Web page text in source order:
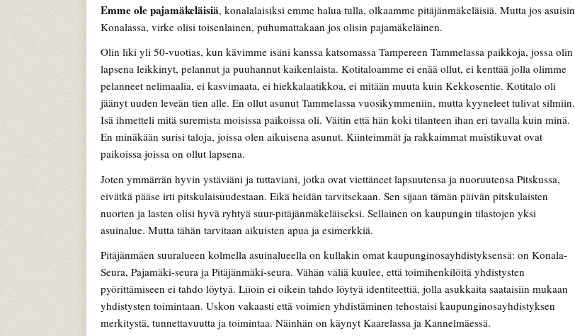
Emme ole pajamäkeläisiä, konalalaisiksi emme halua tulla, olkaamme pitäjänmäkeläisiä. Mutta jos asuisin
Konalassa, virke olisi toisenlainen, puhumattakaan jos olisin pajamäkeläinen.
Olin liki yli 50-vuotias, kun kävimme isäni kanssa katsomassa Tampereen Tammelassa paikkoja, jossa olin
lapsena leikkinyt, pelannut ja puuhannut kaikenlaista. Kotitaloamme ei enää ollut, ei kenttää jolla olimme
pelanneet nelimaalia, ei kasvimaata, ei hiekkalaatikkoa, ei mitään muuta kuin Kekkosentie. Kotitalo oli
jäänyt uuden leveän tien alle. En ollut asunut Tammelassa vuosikymmeniin, mutta kyyneleet tulivat silmiin.
Isä ihmetteli mitä suremista moisissa paikoissa oli. Väitin että hän koki tilanteen ihan eri tavalla kuin minä.
En minäkään surisi taloja, joissa olen aikuisena asunut. Kiinteimmät ja rakkaimmat muistikuvat ovat
paikoissa joissa on ollut lapsena.
Joten ymmärrän hyvin ystäviäni ja tuttaviani, jotka ovat viettäneet lapsuutensa ja nuoruutensa Pitskussa,
eivätkä pääse irti pitskulaisuudestaan. Eikä heidän tarvitsekaan. Sen sijaan tämän päivän pitskulaisten
nuorten ja lasten olisi hyvä ryhtyä suur-pitäjänmäkeläiseksi. Sellainen on kaupungin tilastojen yksi
asuinalue. Mutta tähän tarvitaan aikuisten apua ja esimerkkiä.
Pitäjänmäen suuralueen kolmella asuinalueella on kullakin omat kaupunginosayhdistyksensä: on Konala-
Seura, Pajamäki-seura ja Pitäjänmäki-seura. Vähän väliä kuulee, että toimihenkilöitä yhdistysten
pyörittämiseen ei tahdo löytyä. Liioin ei oikein tahdo löytyä identiteettiä, jolla asukkaita saataisiin mukaan
yhdistysten toimintaan. Uskon vakaasti että voimien yhdistäminen tehostaisi kaupunginosayhdistyksen
merkitystä, tunnettavuutta ja toimintaa. Näinhän on käynyt Kaarelassa ja Kannelmäessä.